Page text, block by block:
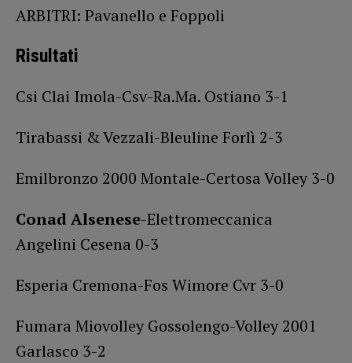
ARBITRI: Pavanello e Foppoli
Risultati
Csi Clai Imola-Csv-Ra.Ma. Ostiano 3-1
Tirabassi & Vezzali-Bleuline Forlì 2-3
Emilbronzo 2000 Montale-Certosa Volley 3-0
Conad Alsenese-Elettromeccanica
Angelini Cesena 0-3
Esperia Cremona-Fos Wimore Cvr 3-0
Fumara Miovolley Gossolengo-Volley 2001
Garlasco 3-2